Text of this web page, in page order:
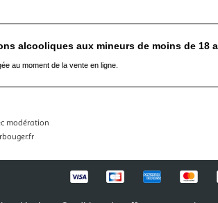
alcooliques aux mineurs de moins de 18
au moment de la vente en ligne.
modération